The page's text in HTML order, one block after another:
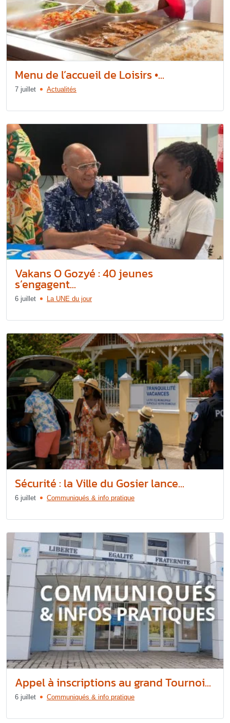
Menu de l’accueil de Loisirs •...
7 juillet Actualités
Vakans O Gozyé : 40 jeunes
s’engagent...
6 juillet La UNE du jour
Sécurité : la Ville du Gosier lance...
6 juillet Communiqués & info pratique
Appel à inscriptions au grand Tournoi...
6 juillet Communiqués & info pratique